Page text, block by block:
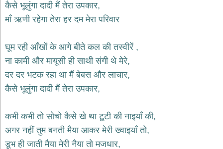
प्रथम
home
कृष्ण
भजन
krishna
bhajans
भजन
bhajans
हनुमान
कैसे भूलुंगा दादी मैं तेरा उपकार,
माँ ऋणी रहेगा तेरा हर दम मेरा परिवार
घूम रही आँखों के आगे बीते कल की तस्वीरें ,
ना कामी और मायूसी ही साथी संगी थे मेरे,
दर दर भटक रहा था मैं बेबस और लाचार,
कैसे भूलुंगा दादी मैं तेरा उपकार,
कभी कभी तो सोचो कैसे खे था टूटी की नाइयाँ की,
अगर नहीं तुम बनती मैया आकर मेरी ख्वाइयाँ तो,
डूभ ही जाती मैया मेरी नैया तो मजधार,